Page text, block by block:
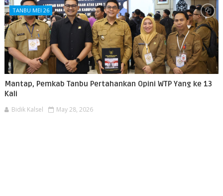
TANBU MEI 26
Mantap, Pemkab Tanbu Pertahankan Opini WTP Yang ke 13
Kali
Bidik Kalsel May 28, 2026